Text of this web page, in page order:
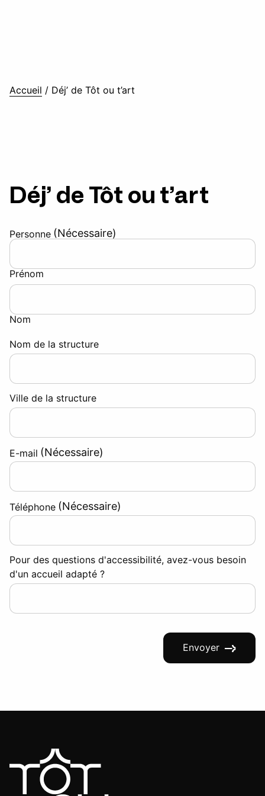
Accueil / Déj’ de Tôt ou t’art
Déj’ de Tôt ou t’art
Personne (Nécessaire)
Prénom
Nom
Nom de la structure
Ville de la structure
E-mail (Nécessaire)
Téléphone (Nécessaire)
Pour des questions d'accessibilité, avez-vous besoin
d'un accueil adapté ?
Envoyer